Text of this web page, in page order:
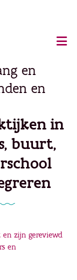
en
en
in
buurt,
zijn gereviewd
en